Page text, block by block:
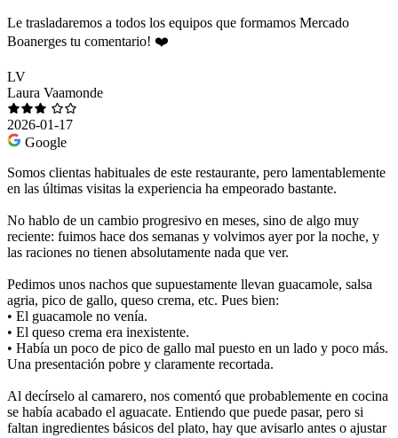
Le trasladaremos a todos los equipos que formamos Mercado
Boanerges tu comentario! ❤️
LV
Laura Vaamonde
2026-01-17
Google
Somos clientas habituales de este restaurante, pero lamentablemente
en las últimas visitas la experiencia ha empeorado bastante.
No hablo de un cambio progresivo en meses, sino de algo muy
reciente: fuimos hace dos semanas y volvimos ayer por la noche, y
las raciones no tienen absolutamente nada que ver.
Pedimos unos nachos que supuestamente llevan guacamole, salsa
agria, pico de gallo, queso crema, etc. Pues bien:
• El guacamole no venía.
• El queso crema era inexistente.
• Había un poco de pico de gallo mal puesto en un lado y poco más.
Una presentación pobre y claramente recortada.
Al decírselo al camarero, nos comentó que probablemente en cocina
se había acabado el aguacate. Entiendo que puede pasar, pero si
faltan ingredientes básicos del plato, hay que avisarlo antes o ajustar